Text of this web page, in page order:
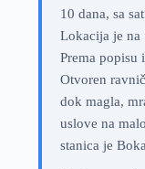
10 dana, sa
Lokacija je na
Prema popisu
Otvoren
dok magla,
uslove na
stanica je